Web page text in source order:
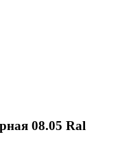
08.05 Ral